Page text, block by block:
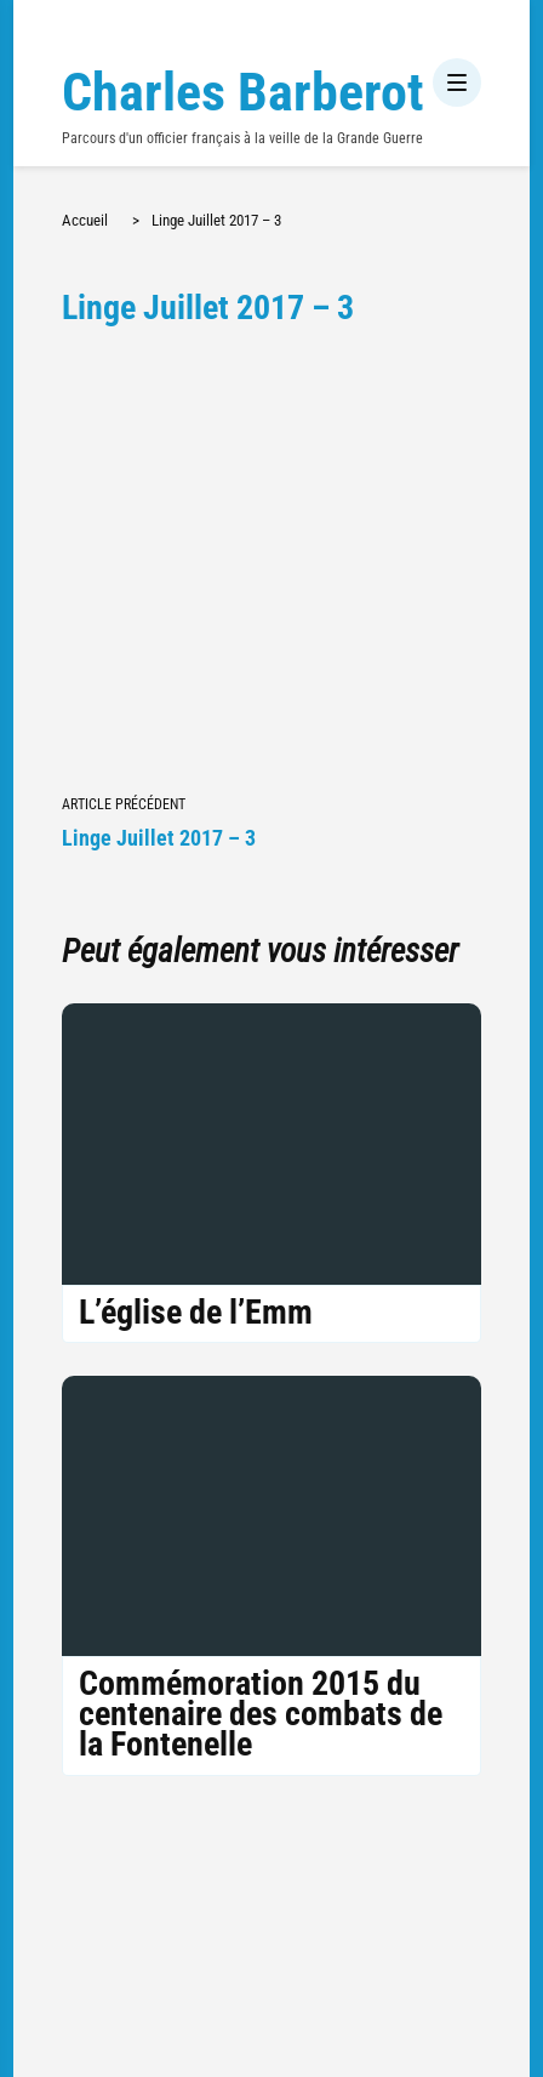
Charles Barberot
Parcours d'un officier français à la veille de la Grande Guerre
Accueil > Linge Juillet 2017 – 3
Linge Juillet 2017 – 3
Navigation
vers
ARTICLE PRÉCÉDENT
Linge Juillet 2017 – 3
Peut également vous intéresser
L’église de l’Emm
Commémoration 2015 du
centenaire des combats de
la Fontenelle